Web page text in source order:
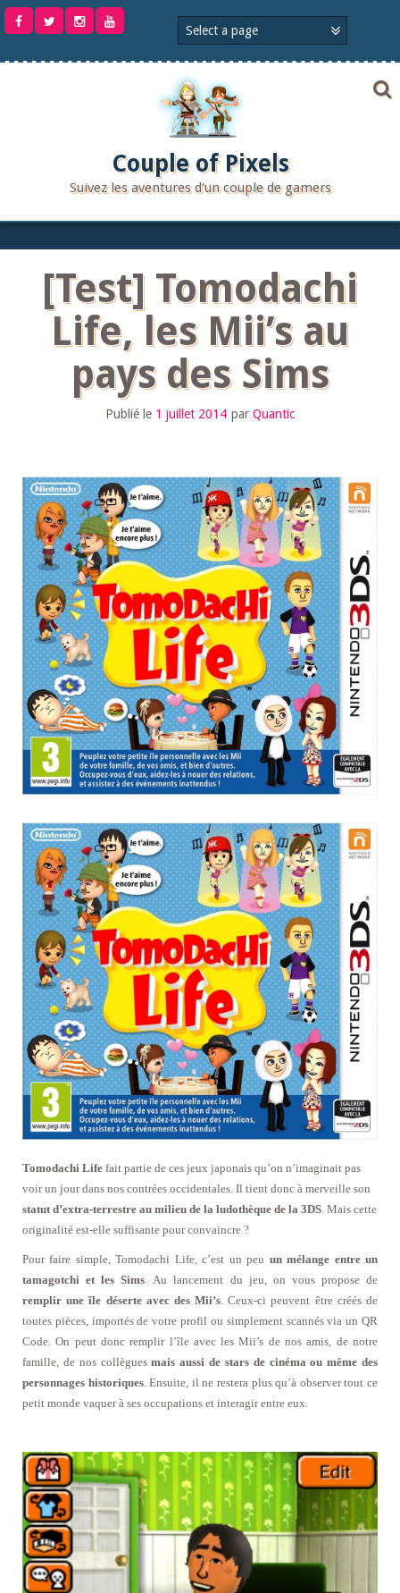
Aller
Couple of Pixels
Suivez les aventures d'un couple de gamers
[Test] Tomodachi
Life, les Mii’s au
pays des Sims
Publié le 1 juillet 2014 par Quantic
Tomodachi Life fait partie de ces jeux japonais qu’on n’imaginait pas
voir un jour dans nos contrées occidentales. Il tient donc à merveille son
statut d’extra-terrestre au milieu de la ludothèque de la 3DS. Mais cette
originalité est-elle suffisante pour convaincre ?
Pour faire simple, Tomodachi Life, c’est un peu un mélange entre un
tamagotchi et les Sims. Au lancement du jeu, on vous propose de
remplir une île déserte avec des Mii’s. Ceux-ci peuvent être créés de
toutes pièces, importés de votre profil ou simplement scannés via un QR
Code. On peut donc remplir l’île avec les Mii’s de nos amis, de notre
famille, de nos collèguesmais aussi de stars de cinéma ou même des
personnages historiques. Ensuite, il ne restera plus qu’à observer tout ce
petit monde vaquer à ses occupations et interagir entre eux.